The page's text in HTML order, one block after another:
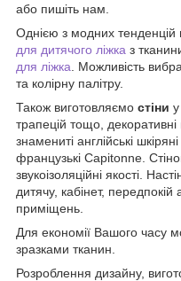
або пишіть нам.
Однією з модних тенденцій
для дитячого ліжка з
для ліжка . Можливість
та колірну палітру.
Також виготовляємо стіни
трапецій тощо, декоративні
знамениті англійські
французькі Capitonne.
звукоізоляційні якості.
дитячу, кабінет,
приміщень.
Для економії Вашого часу
зразками тканин.
Розроблення дизайну,